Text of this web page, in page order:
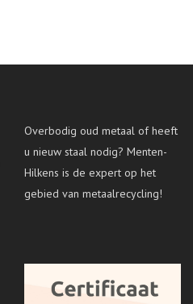
Overbodig oud metaal of heeft
u nieuw staal nodig? Menten-
Hilkens is de expert op het
gebied van metaalrecycling!